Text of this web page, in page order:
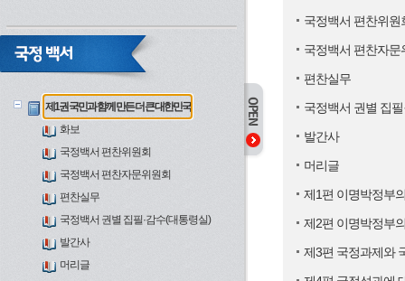
제1권 국민과 함께 만든 더 큰 대한민국
화보
국정백서 편찬위원회
국정백서 편찬자문위원회
편찬실무
국정백서 권별 집필·감수(대통령실)
발간사
머리글
국정백서 편찬위원
국정백서 편찬자문
편찬실무
국정백서 권별 집
발간사
머리글
제1편 이명박정부
제2편 이명박정부
제3편 국정과제와